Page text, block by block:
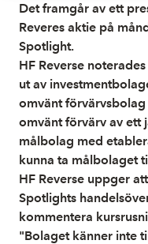
Det framgår av ett
Reveres aktie på
Spotlight.
HF Reverse
ut av
omvänt
omvänt förvärv av ett
målbolag med
kunna ta målbolaget
HF Reverse uppger
Spotlights
kommentera
"Bolaget känner inte